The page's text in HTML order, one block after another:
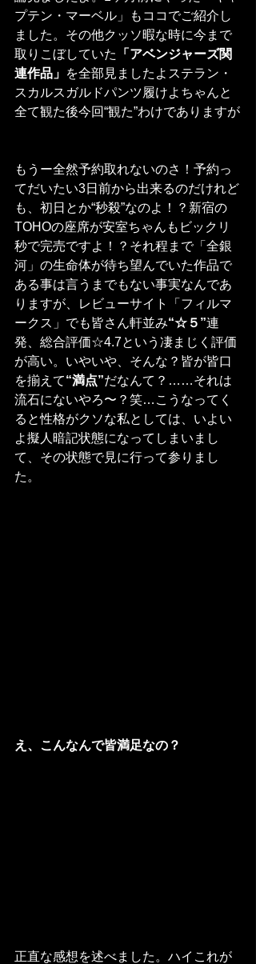
プテン・マーベル」もココでご紹介し
ました。その他クッソ暇な時に今まで
取りこぼしていた
「アベンジャーズ関
連作品」 を全部見ましたよステラン・
スカルスガルドパンツ履けよちゃんと
全て観た後今回“観た”わけでありますが
もうー全然予約取れないのさ！予約っ
てだいたい3日前から出来るのだけれど
も、初日とか“秒殺”なのよ！？新宿の
TOHOの座席が安室ちゃんもビックリ
秒で完売ですよ！？それ程まで「全銀
河」の生命体が待ち望んでいた作品で
ある事は言うまでもない事実なんであ
りますが、レビューサイト「フィルマ
ークス」でも皆さん軒並み“☆５”連
発、総合評価☆4.7という凄まじく評価
が高い。いやいや、そんな？皆が皆口
を揃えて“満点”だなんて？……それは
流石にないやろ〜？笑…こうなってく
ると性格がクソな私としては、いよい
よ擬人暗記状態になってしまいまし
て、その状態で見に行って参りまし
た。
え、こんなんで皆満足なの？
正直な感想を述べました。ハイこれが